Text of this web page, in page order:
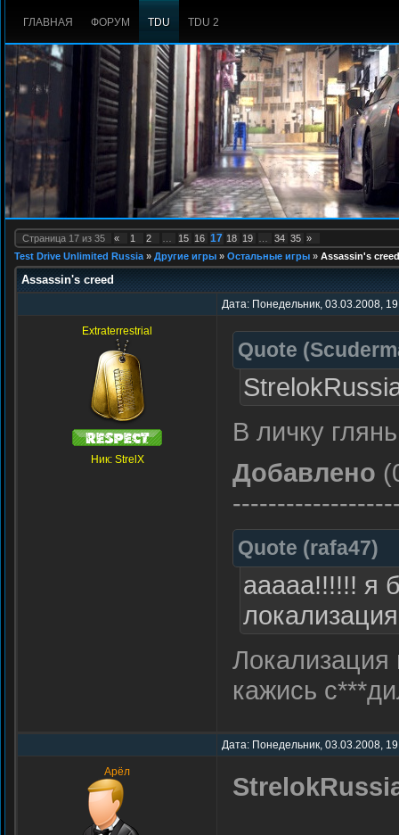
ГЛАВНАЯ ФОРУМ TDU TDU 2
Страница 17 из 35 « 1 2 15 16 17 18 19 34 35 »
Test Drive Unlimited Russia » Другие игры » Остальные игры » Assassin's creed
Assassin's creed
Дата: Понедельник, 03.03.2008,
Extraterrestrial
Ник: StrelX
Quote (
В личку
Добавлено
Quote (rafa47)
ааааа!!!!!! я
кажись
Дата: Понедельник, 03.03.2008,
Арёл